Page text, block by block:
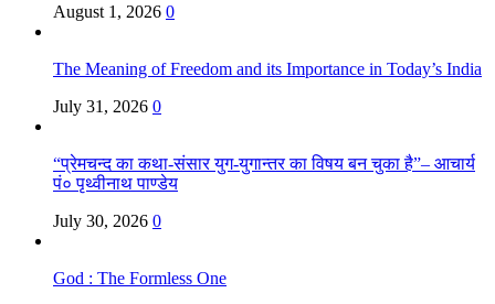
August 1, 2026 0
The Meaning of Freedom and its Importance in Today’s India
July 31, 2026 0
“प्रेमचन्द का कथा-संसार युग-युगान्तर का विषय बन चुका है”– आचार्य
पं० पृथ्वीनाथ पाण्डेय
July 30, 2026 0
God : The Formless One